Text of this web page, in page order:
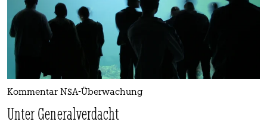
Kommentar NSA-Überwachung
Unter Generalverdacht